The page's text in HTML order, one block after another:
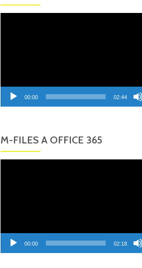
00:00 02:44
M-FILES A OFFICE 365
00:00 02:18